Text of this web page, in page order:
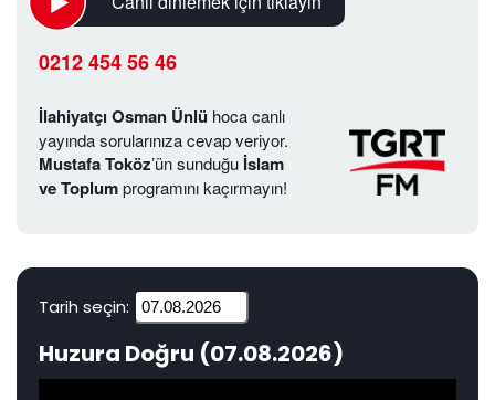
0212 454 56 46
İlahiyatçı Osman Ünlü hoca canlı
yayında sorularınıza cevap veriyor.
Mustafa Toköz’ün sunduğu İslam
ve Toplumprogramını kaçırmayın!